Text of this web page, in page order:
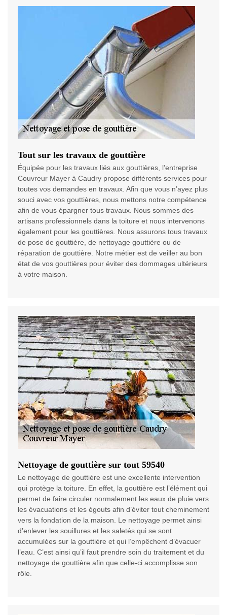
Tout sur les travaux de gouttière
Équipée pour les travaux liés aux gouttières, l’entreprise
Couvreur Mayer à Caudry propose différents services pour
toutes vos demandes en travaux. Afin que vous n’ayez plus
souci avec vos gouttières, nous mettons notre compétence
afin de vous épargner tous travaux. Nous sommes des
artisans professionnels dans la toiture et nous intervenons
également pour les gouttières. Nous assurons tous travaux
de pose de gouttière, de nettoyage gouttière ou de
réparation de gouttière. Notre métier est de veiller au bon
état de vos gouttières pour éviter des dommages ultérieurs
à votre maison.
Nettoyage de gouttière sur tout 59540
Le nettoyage de gouttière est une excellente intervention
qui protège la toiture. En effet, la gouttière est l’élément qui
permet de faire circuler normalement les eaux de pluie vers
les évacuations et les égouts afin d’éviter tout cheminement
vers la fondation de la maison. Le nettoyage permet ainsi
d’enlever les souillures et les saletés qui se sont
accumulées sur la gouttière et qui l’empêchent d’évacuer
l’eau. C’est ainsi qu’il faut prendre soin du traitement et du
nettoyage de gouttière afin que celle-ci accomplisse son
rôle.